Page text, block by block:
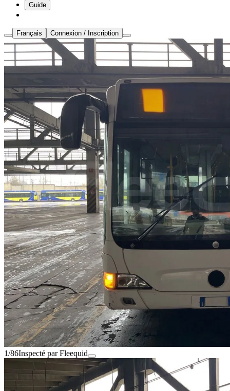
Guide
Français Connexion / Inscription
1/86Inspecté par Fleequid